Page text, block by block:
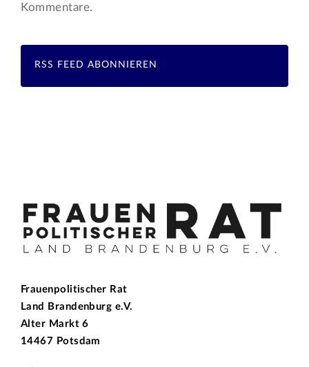
Kommentare.
RSS FEED ABONNIEREN
Frauenpolitischer Rat
Land Brandenburg e.V.
Alter Markt 6
14467 Potsdam